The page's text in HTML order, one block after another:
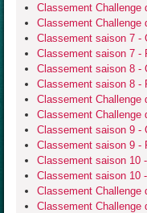
Classement Challenge
Classement Challenge
Classement saison 7 -
Classement saison 7 -
Classement saison 8 -
Classement saison 8 -
Classement Challenge
Classement Challenge
Classement saison 9 -
Classement saison 9 -
Classement saison 10
Classement saison 10
Classement Challenge
Classement Challenge